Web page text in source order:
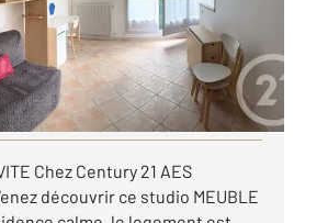
Studio à louer
comprises
Chez Century 21 AES
découvrir ce studio MEUBLE